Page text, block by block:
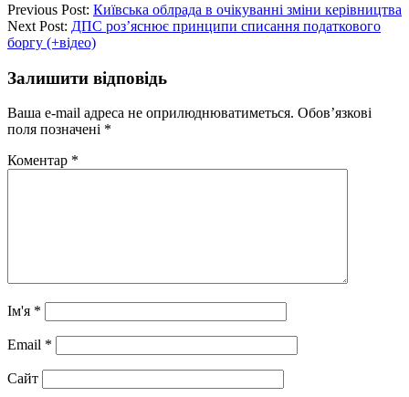
Previous Post: Київська облрада в очікуванні зміни керівництва
Next Post: ДПС роз’яснює принципи списання податкового
боргу (+відео)
Залишити відповідь
Ваша e-mail адреса не оприлюднюватиметься. Обов’язкові
поля позначені *
Коментар *
Ім'я *
Email *
Сайт